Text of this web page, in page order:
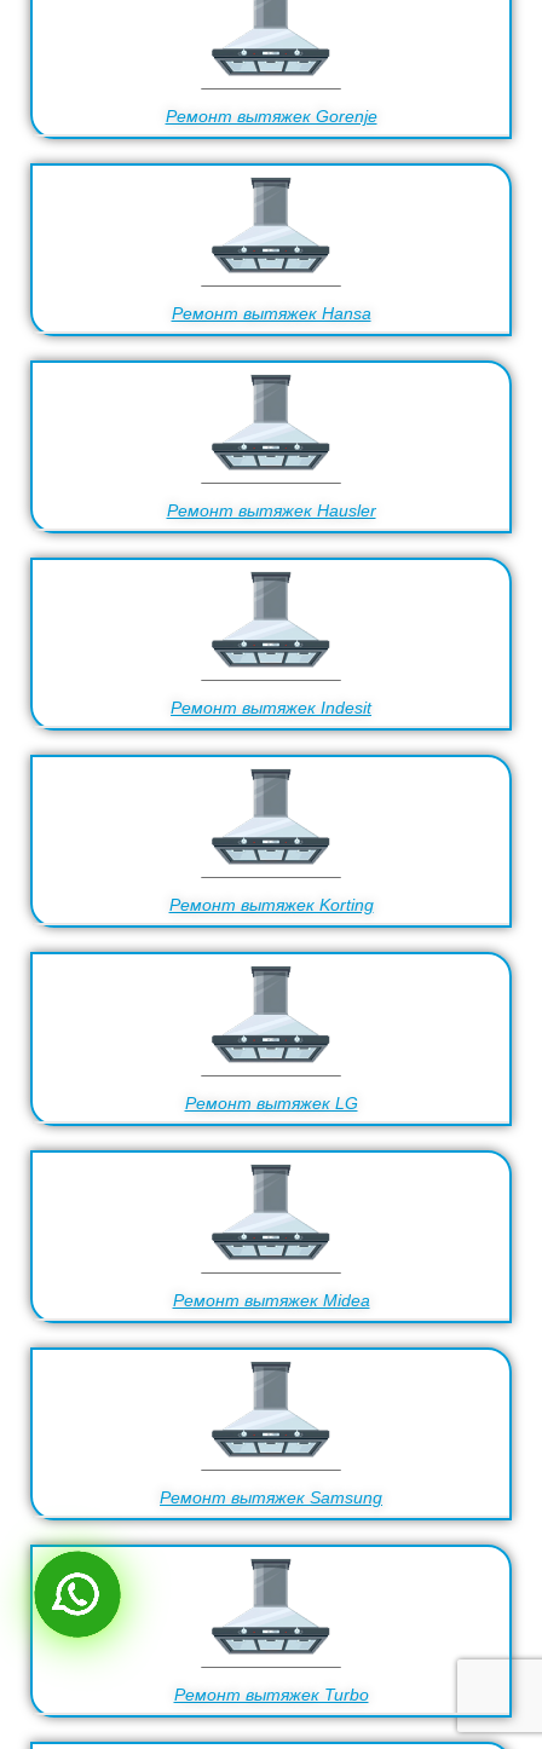
Ремонт вытяжек Gorenje
Ремонт вытяжек Hansa
Ремонт вытяжек Hausler
Ремонт вытяжек Indesit
Ремонт вытяжек Korting
Ремонт вытяжек LG
Ремонт вытяжек Midea
Ремонт вытяжек Samsung
Ремонт вытяжек Turbo